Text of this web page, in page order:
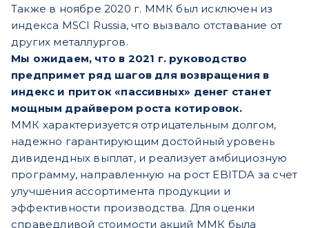
Также в ноябре 2020 г. ММК был исключен из
индекса MSCI Russia, что вызвало отставание от
других металлургов.
Мы ожидаем, что в 2021 г. руководство
предпримет ряд шагов для возвращения в
индекс и приток «пассивных» денег станет
мощным драйвером роста котировок.
ММК характеризуется отрицательным долгом,
надежно гарантирующим достойный уровень
дивидендных выплат, и реализует амбициозную
программу, направленную на рост EBITDA за счет
улучшения ассортимента продукции и
эффективности производства. Для оценки
справедливой стоимости акций ММК была